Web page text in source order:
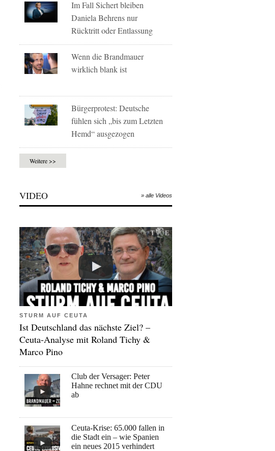
Im Fall Sichert bleiben
Daniela Behrens nur
Rücktritt oder Entlassung
Wenn die Brandmauer
wirklich blank ist
Bürgerprotest: Deutsche
fühlen sich „bis zum Letzten
Hemd“ ausgezogen
Weitere >>
VIDEO » alle Videos
STURM AUF CEUTA
Ist Deutschland das nächste Ziel? –
Ceuta-Analyse mit Roland Tichy &
Marco Pino
Club der Versager: Peter
Hahne rechnet mit der CDU
ab
Ceuta-Krise: 65.000 fallen in
die Stadt ein – wie Spanien
ein neues 2015 verhindert